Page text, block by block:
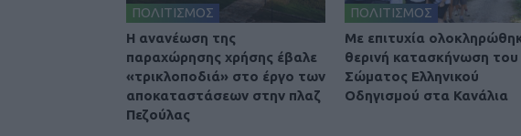
ΠΟΛΙΤΙΣΜΟΣ
Η ανανέωση της
παραχώρησης χρήσης έβαλε
«τρικλοποδιά» στο έργο των
αποκαταστάσεων στην πλαζ
Πεζούλας
ΠΟΛΙΤΙΣΜΟΣ
Με επιτυχία
θερινή κατασκήνωση του
Σώματος Ελληνικού
Οδηγισμού στα Κανάλια